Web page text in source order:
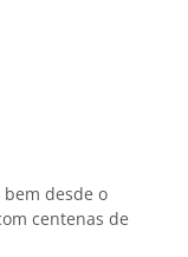
desde o
centenas de